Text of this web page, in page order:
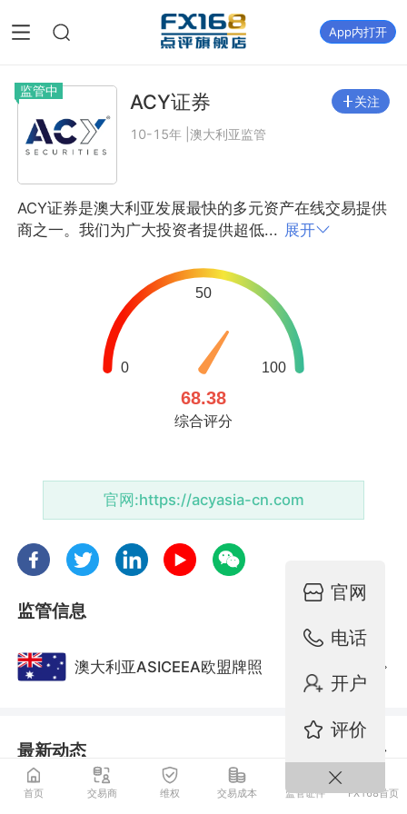
App内打开
监管中 ACY证券 关注
10-15年 |澳大利亚监管
ACY证券是澳大利亚发展最快的多元资产在线交易提供
商之一。我们为广大投资者提供超低... 展开
官网:https://acyasia-cn.com
监管信息
澳大利亚ASICEEA欧盟牌照
最新动态
ACY证券：押注美国繁荣周期！美元终止上涨，
官网
电话
开户
评价
首页 交易商 维权 交易成本 监管证件 FX168首页